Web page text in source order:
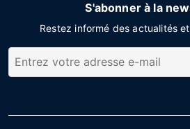
S'abonner à la
Restez informé des actualités